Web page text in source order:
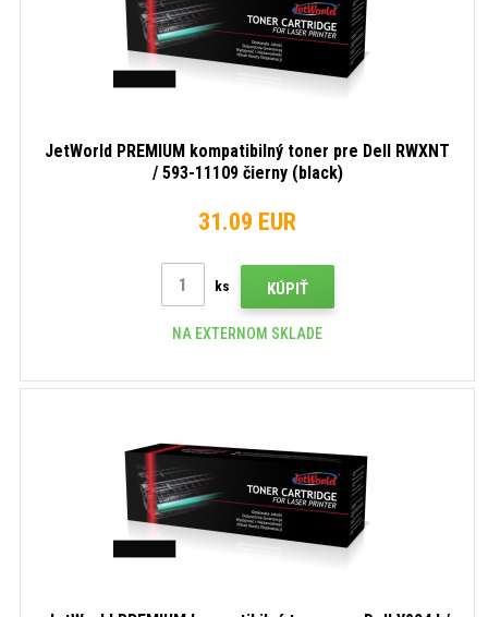
JetWorld PREMIUM kompatibilný toner pre Dell RWXNT
/ 593-11109 čierny (black)
31.09 EUR
ks KÚPIŤ
NA EXTERNOM SKLADE